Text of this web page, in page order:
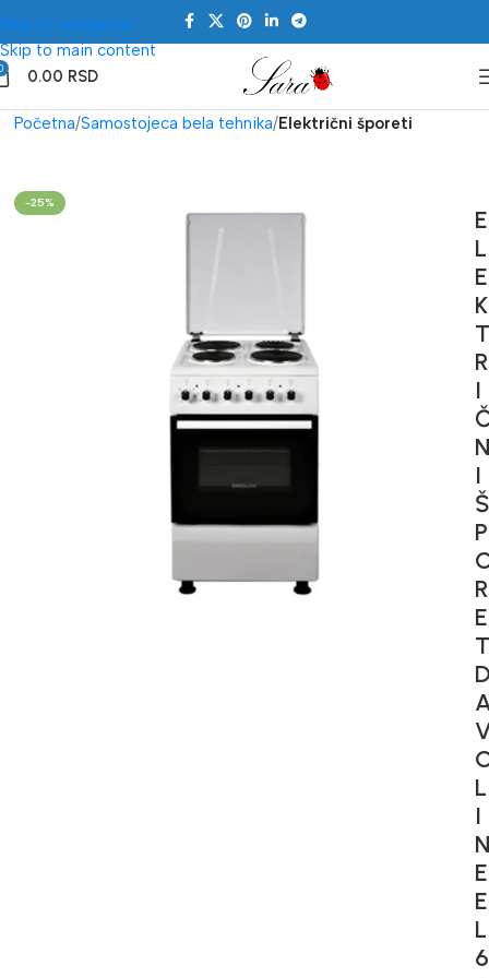
Skip to navigation
Skip to main content
0.00 RSD
Početna Samostojeca bela tehnika Električni šporeti
-25%
E
L
E
K
T
R
I
N
I
Š
P
R
E
T
L
I
N
E
E
L
6